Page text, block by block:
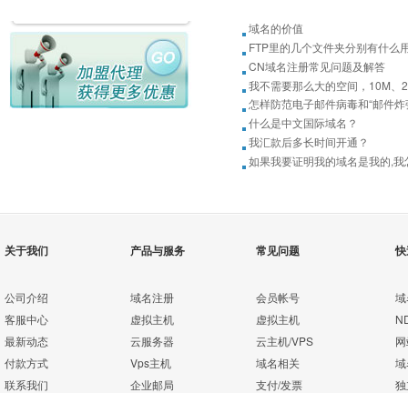
域名的价值
FTP里的几个文件夹分别有什么
CN域名注册常见问题及解答
我不需要那么大的空间，10M、
怎样防范电子邮件病毒和“邮件炸
什么是中文国际域名？
我汇款后多长时间开通？
如果我要证明我的域名是我的,
关于我们
公司介绍
客服中心
最新动态
付款方式
联系我们
产品与服务
域名注册
虚拟主机
云服务器
Vps主机
企业邮局
常见问题
会员帐号
虚拟主机
云主机/VPS
域名相关
支付/发票